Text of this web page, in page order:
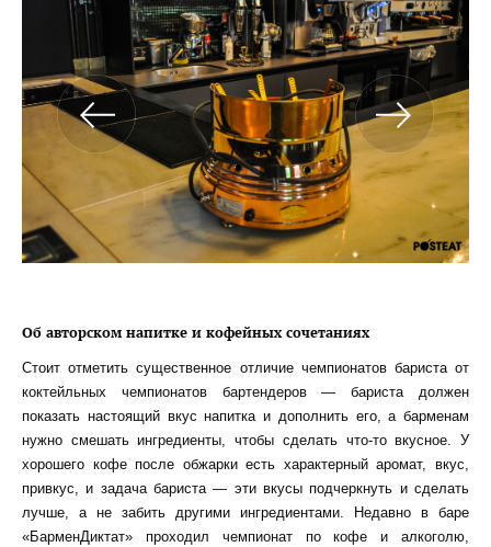
Об авторском напитке и кофейных сочетаниях
Стоит отметить существенное отличие чемпионатов бариста от
коктейльных чемпионатов бартендеров — бариста должен
показать настоящий вкус напитка и дополнить его, а барменам
нужно смешать ингредиенты, чтобы сделать что-то вкусное. У
хорошего кофе после обжарки есть характерный аромат, вкус,
привкус, и задача бариста — эти вкусы подчеркнуть и сделать
лучше, а не забить другими ингредиентами. Недавно в баре
«БарменДиктат» проходил чемпионат по кофе и алкоголю,